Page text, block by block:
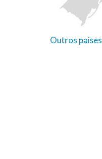
Outros paises